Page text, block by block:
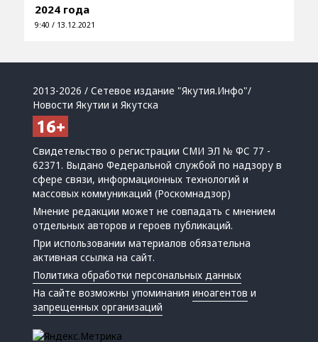
2024 года
9:40 / 13.12.2021
2013-2026 / Сетевое издание "Якутия.Инфо"/
Новости Якутии и Якутска
Свидетельство о регистрации СМИ ЭЛ № ФС 77 -
62371. Выдано Федеральной службой по надзору в
сфере связи, информационных технологий и
массовых коммуникаций (Роскомнадзор)
Мнение редакции может не совпадать с мнением
отдельных авторов и героев публикаций.
При использовании материалов обязательна
активная ссылка на сайт.
Политика обработки персональных данных
На сайте возможны упоминанияиноагентов и
запрещенных организаций